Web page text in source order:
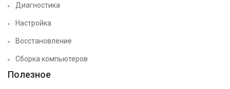
Диагностика
Настройка
Восстановление
Сборка компьютеров
Полезное